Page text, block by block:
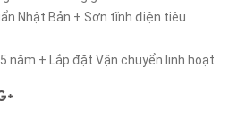
Nhật Bản + Sơn tĩnh điện tiêu
năm + Lắp đặt Vận chuyển linh hoạt